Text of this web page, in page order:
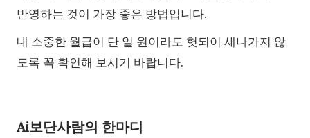
반영하는 것이 가장 좋은 방법입니다.
내 소중한 월급이 단 일 원이라도 헛되이 새나가지 않
도록 꼭 확인해 보시기 바랍니다.
Ai보단사람의 한마디